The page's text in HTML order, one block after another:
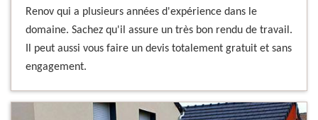
Renov qui a plusieurs années d'expérience dans le
domaine. Sachez qu'il assure un très bon rendu de travail.
Il peut aussi vous faire un devis totalement gratuit et sans
engagement.